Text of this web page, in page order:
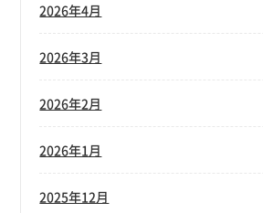
2026年4月
2026年3月
2026年2月
2026年1月
2025年12月